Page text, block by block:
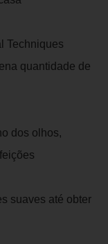
Techniques
quantidade de
dos olhos,
suaves até obter